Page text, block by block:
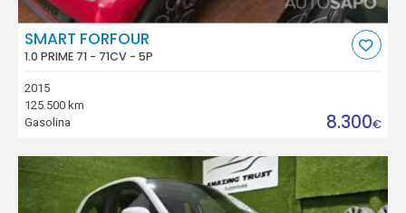
SMART FORFOUR
1.0 PRIME 71 - 71CV - 5P
2015
125.500 km
Gasolina
8.300€